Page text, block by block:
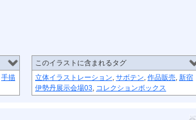
手描
このイラストに含まれるタグ
立体イラストレーション, サボテン, 作品販売, 新宿
伊勢丹展示会場03, コレクションボックス